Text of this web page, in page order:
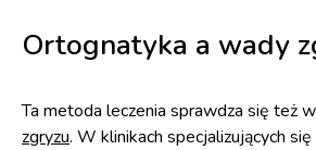
Ortognatyka a wady
Ta metoda leczenia sprawdza się też
zgryzu. W klinikach specjalizujących